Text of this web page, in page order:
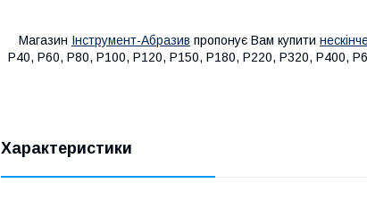
Магазин Інструмент-Абразив пропонує Вам купити
Р40, Р60, Р80, Р100, Р120, Р150, Р180, Р220, Р320, Р400,
Характеристики